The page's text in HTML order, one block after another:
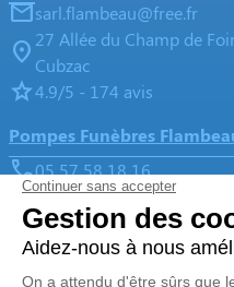
sarl.flambeau@free.fr
27 Allée du Champ de
Cubzac
4.9/5 - 174 avis
Pompes Funèbres
05 57 58 18 16
sarl.flambeau@free.fr
Les Terrasses de Bourg 1,
5/5 - 15 avis
Nos Services